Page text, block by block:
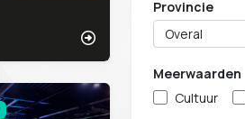
Provincie
Meerwaarden
Cultuur